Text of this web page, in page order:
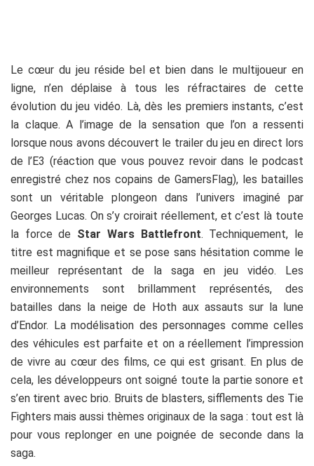
Le cœur du jeu réside bel et bien dans le multijoueur en
ligne, n’en déplaise à tous les réfractaires de cette
évolution du jeu vidéo. Là, dès les premiers instants, c’est
la claque. A l’image de la sensation que l’on a ressenti
lorsque nous avons découvert le trailer du jeu en direct lors
de l’E3 (réaction que vous pouvez revoir dans le podcast
enregistré chez nos copains de GamersFlag), les batailles
sont un véritable plongeon dans l’univers imaginé par
Georges Lucas. On s’y croirait réellement, et c’est là toute
la force de Star Wars Battlefront. Techniquement, le
titre est magnifique et se pose sans hésitation comme le
meilleur représentant de la saga en jeu vidéo. Les
environnements sont brillamment représentés, des
batailles dans la neige de Hoth aux assauts sur la lune
d’Endor. La modélisation des personnages comme celles
des véhicules est parfaite et on a réellement l’impression
de vivre au cœur des films, ce qui est grisant. En plus de
cela, les développeurs ont soigné toute la partie sonore et
s’en tirent avec brio. Bruits de blasters, sifflements des Tie
Fighters mais aussi thèmes originaux de la saga : tout est là
pour vous replonger en une poignée de seconde dans la
saga.